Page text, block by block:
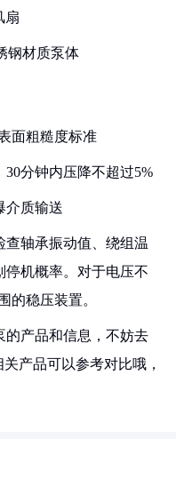
扇
钢材质泵体
面粗糙度标准
分钟内压降不超过5%
介质输送
查轴承振动值、绕组温
停机概率。对于电压不
的稳压装置。
的产品和信息，不妨去
产品可以参考对比哦，